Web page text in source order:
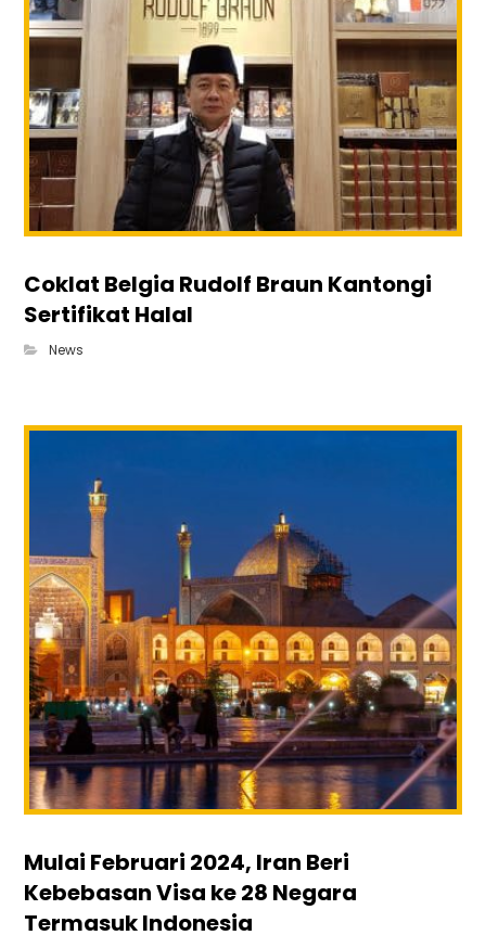
Coklat Belgia Rudolf Braun Kantongi
Sertifikat Halal
News
Mulai Februari 2024, Iran Beri
Kebebasan Visa ke 28 Negara
Termasuk Indonesia